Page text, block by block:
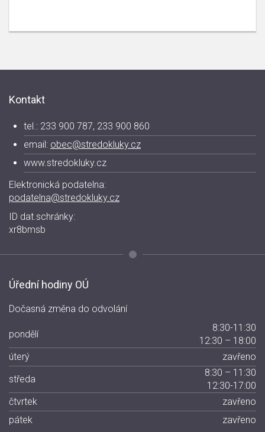
Kontakt
tel.: 233 900 787, 233 900 860
email: obec@stredokluky.cz
www.stredokluky.cz
Elektronická podatelna:
podatelna@stredokluky.cz
ID dat.schránky:
xr8bmsb
Úřední hodiny OÚ
Dočasná změna do odvolání
pondělí
8:30-11:30
12:30 – 18:00
úterý
zavřeno
středa
8:30 – 11:30
12:30-17:00
čtvrtek
zavřeno
pátek
zavřeno